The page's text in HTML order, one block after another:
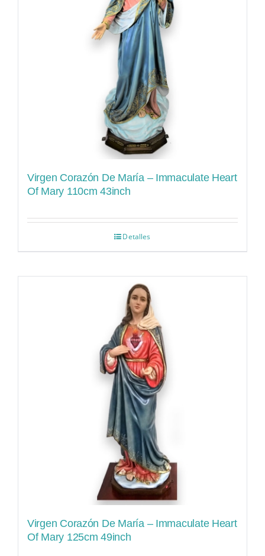
Virgen Corazón De María – Immaculate Heart
Of Mary 110cm 43inch
Detalles
Virgen Corazón De María – Immaculate Heart
Of Mary 125cm 49inch